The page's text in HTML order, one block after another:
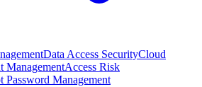
Data Access SecurityCloud
ManagementAccess Risk
Password Management